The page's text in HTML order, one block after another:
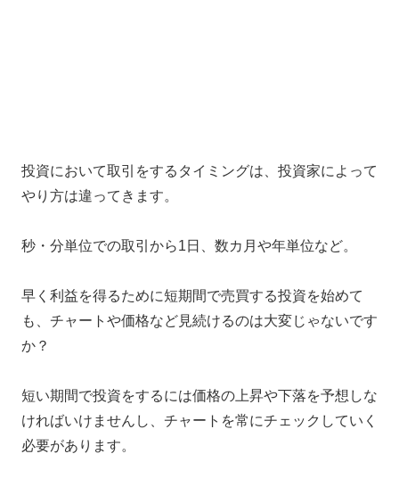
投資において取引をするタイミングは、投資家によって
やり方は違ってきます。
秒・分単位での取引から1日、数カ月や年単位など。
早く利益を得るために短期間で売買する投資を始めて
も、チャートや価格など見続けるのは大変じゃないです
か？
短い期間で投資をするには価格の上昇や下落を予想しな
ければいけませんし、チャートを常にチェックしていく
必要があります。